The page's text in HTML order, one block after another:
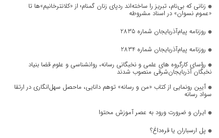
زنانی که بی‌نام، تبریز را ساخته‌اند ردپای زنان گمنام؛ از «کلانترخانیم»ها تا
«عموم نسوان» در اسناد مشروطه
روزنامه پیام‌آذربایجان شماره 2835
روزنامه پیام‌آذربایجان شماره 2834
رؤسای کارگروه های علمی و نخبگانی رسانه، روانشناسی و علوم قضا بنیاد
نخبگان آذربایجان‌شرقی منصوب شدند
آیین رونمایی از کتاب «من و رسانه» توهم دانایی، ماحصل سهل‌انگاری در ارتقا
سواد رسانه
ایران و ضرورت ورود به عصر آموزش محتوا
پل ارسباران یا قره‌داغ؟